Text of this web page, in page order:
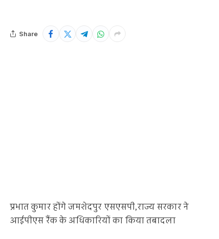
Share
प्रभात कुमार होंगे जमशेदपुर एसएसपी,राज्य सरकार ने
आईपीएस रैंक के अधिकारियों का किया तबादला